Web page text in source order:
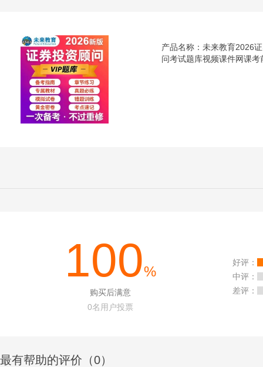
产品名称：未来教育2026
问考试题库视频课件网课考
100%
购买后满意
0名用户投票
好评：
中评：
差评：
最有帮助的评价（0）